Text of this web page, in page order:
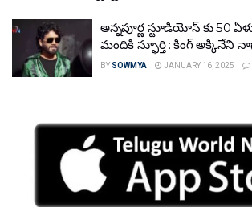
అన్నపూర్ణ స్టూడియోస్‌ కు 50
మందికి స్ఫూర్తి : కింగ్ అక్కినేని
BY SOWMYA JANUARY 16, 2025